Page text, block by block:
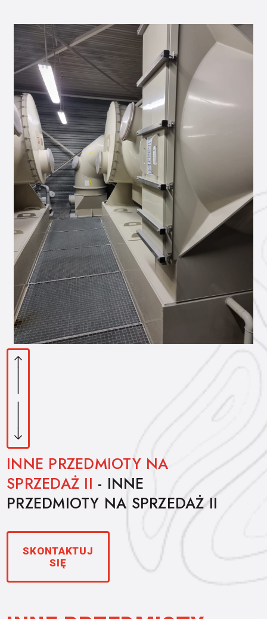
INNE PRZEDMIOTY NA
SPRZEDAŻ II - INNE
PRZEDMIOTY NA SPRZEDAŻ II
SKONTAKTUJ
SIĘ